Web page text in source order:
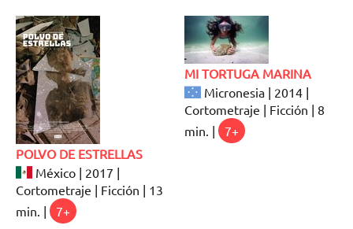
POLVO DE ESTRELLAS
México | 2017 |
Cortometraje | Ficción | 13
min. |
7+
MI TORTUGA MARINA
Micronesia | 2014 |
Cortometraje | Ficción | 8
min. |
7+